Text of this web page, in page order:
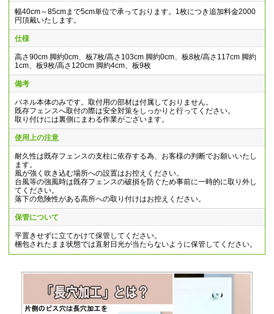
幅40cm～85cmまで5cm単位で承っております。1枚につき追加料金2000
円頂戴いたします。
仕様
高さ90cm 脚約0cm、板7枚/高さ103cm 脚約0cm、板8枚/高さ117cm 脚約
1cm、板9枚/高さ120cm 脚約4cm、板9枚
備考
パネル本体のみです。取付用の部材は付属しておりません。
既存フェンスへ取付の際は安全対策をしっかりと行ってください。
取り付けには裏側にまわる作業がございます。
使用上の注意
耐久性は既存フェンスの支柱に依存する為、お客様の判断でお願いいたし
ます。
風が強く吹き込む場所への設置はお控えください。
台風等の強風時は既存フェンスの破損を防ぐため事前に一時的に取り外し
てください。
落下の危険性がある高所への取り付けはお控えください。
保管について
平置きせずに立てかけて保管してください。
梱包されたまま状態では直射日光が当たらないように保管してください。